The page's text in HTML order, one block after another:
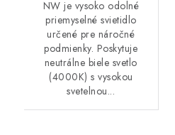
NW je vysoko odolné
priemyselné svietidlo
určené pre náročné
podmienky. Poskytuje
neutrálne biele svetlo
(4000K) s vysokou
svetelnou...